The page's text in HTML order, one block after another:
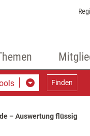
Finden
– Auswertung flüssig